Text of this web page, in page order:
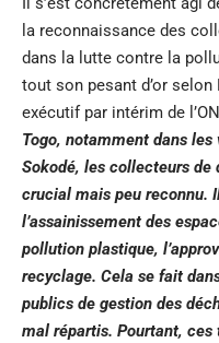
la reconnaissance des
dans la lutte contre la
tout son pesant d’or
exécutif par intérim de
Togo, notamment dans
Sokodé, les collecteurs
crucial mais peu reconnu.
l’assainissement des
pollution plastique,
recyclage. Cela se fait
publics de gestion des
mal répartis. Pourtant, ces